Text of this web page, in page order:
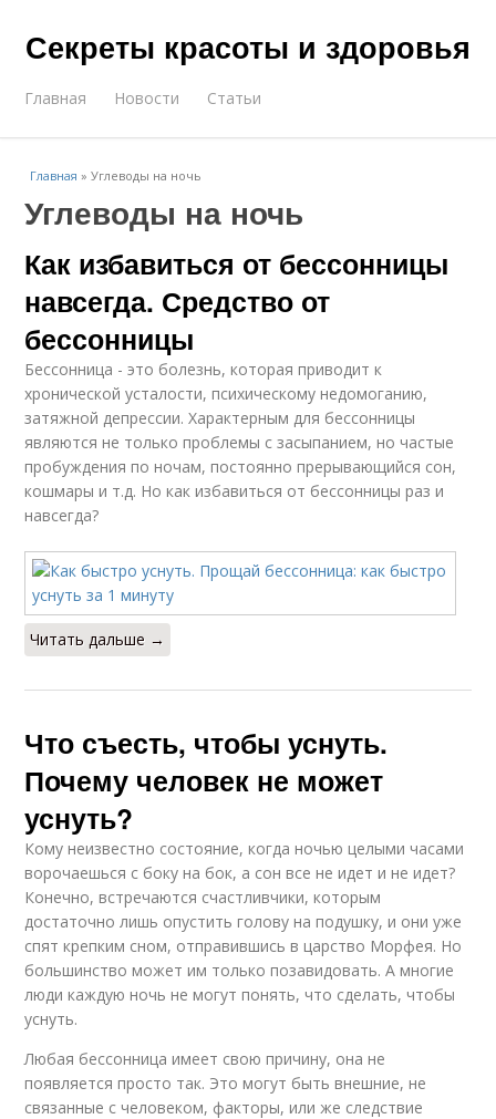
Секреты красоты и здоровья
Главная Новости Статьи
Главная »Углеводы на ночь
Углеводы на ночь
Как избавиться от бессонницы
навсегда. Средство от
бессонницы
Бессонница - это болезнь, которая приводит к
хронической усталости, психическому недомоганию,
затяжной депрессии. Характерным для бессонницы
являются не только проблемы с засыпанием, но частые
пробуждения по ночам, постоянно прерывающийся сон,
кошмары и т.д. Но как избавиться от бессонницы раз и
навсегда?
Читать дальше →
Что съесть, чтобы уснуть.
Почему человек не может
уснуть?
Кому неизвестно состояние, когда ночью целыми часами
ворочаешься с боку на бок, а сон все не идет и не идет?
Конечно, встречаются счастливчики, которым
достаточно лишь опустить голову на подушку, и они уже
спят крепким сном, отправившись в царство Морфея. Но
большинство может им только позавидовать. А многие
люди каждую ночь не могут понять, что сделать, чтобы
уснуть.
Любая бессонница имеет свою причину, она не
появляется просто так. Это могут быть внешние, не
связанные с человеком, факторы, или же следствие